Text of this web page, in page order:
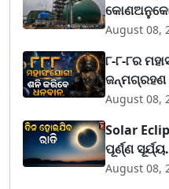
August 08,
୮-୮-୮ର
August 08,
Solar
ପୂର୍ଣ୍ଣ
August 08,